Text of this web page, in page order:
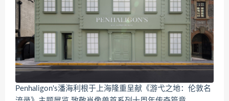
Penhaligon's潘海利根于上海隆重呈献《游弋之地：伦敦名